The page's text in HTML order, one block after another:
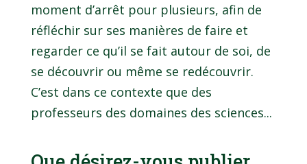
moment d’arrêt pour plusieurs, afin de
réfléchir sur ses manières de faire et
regarder ce qu’il se fait autour de soi, de
se découvrir ou même se redécouvrir.
C’est dans ce contexte que des
professeurs des domaines des sciences...